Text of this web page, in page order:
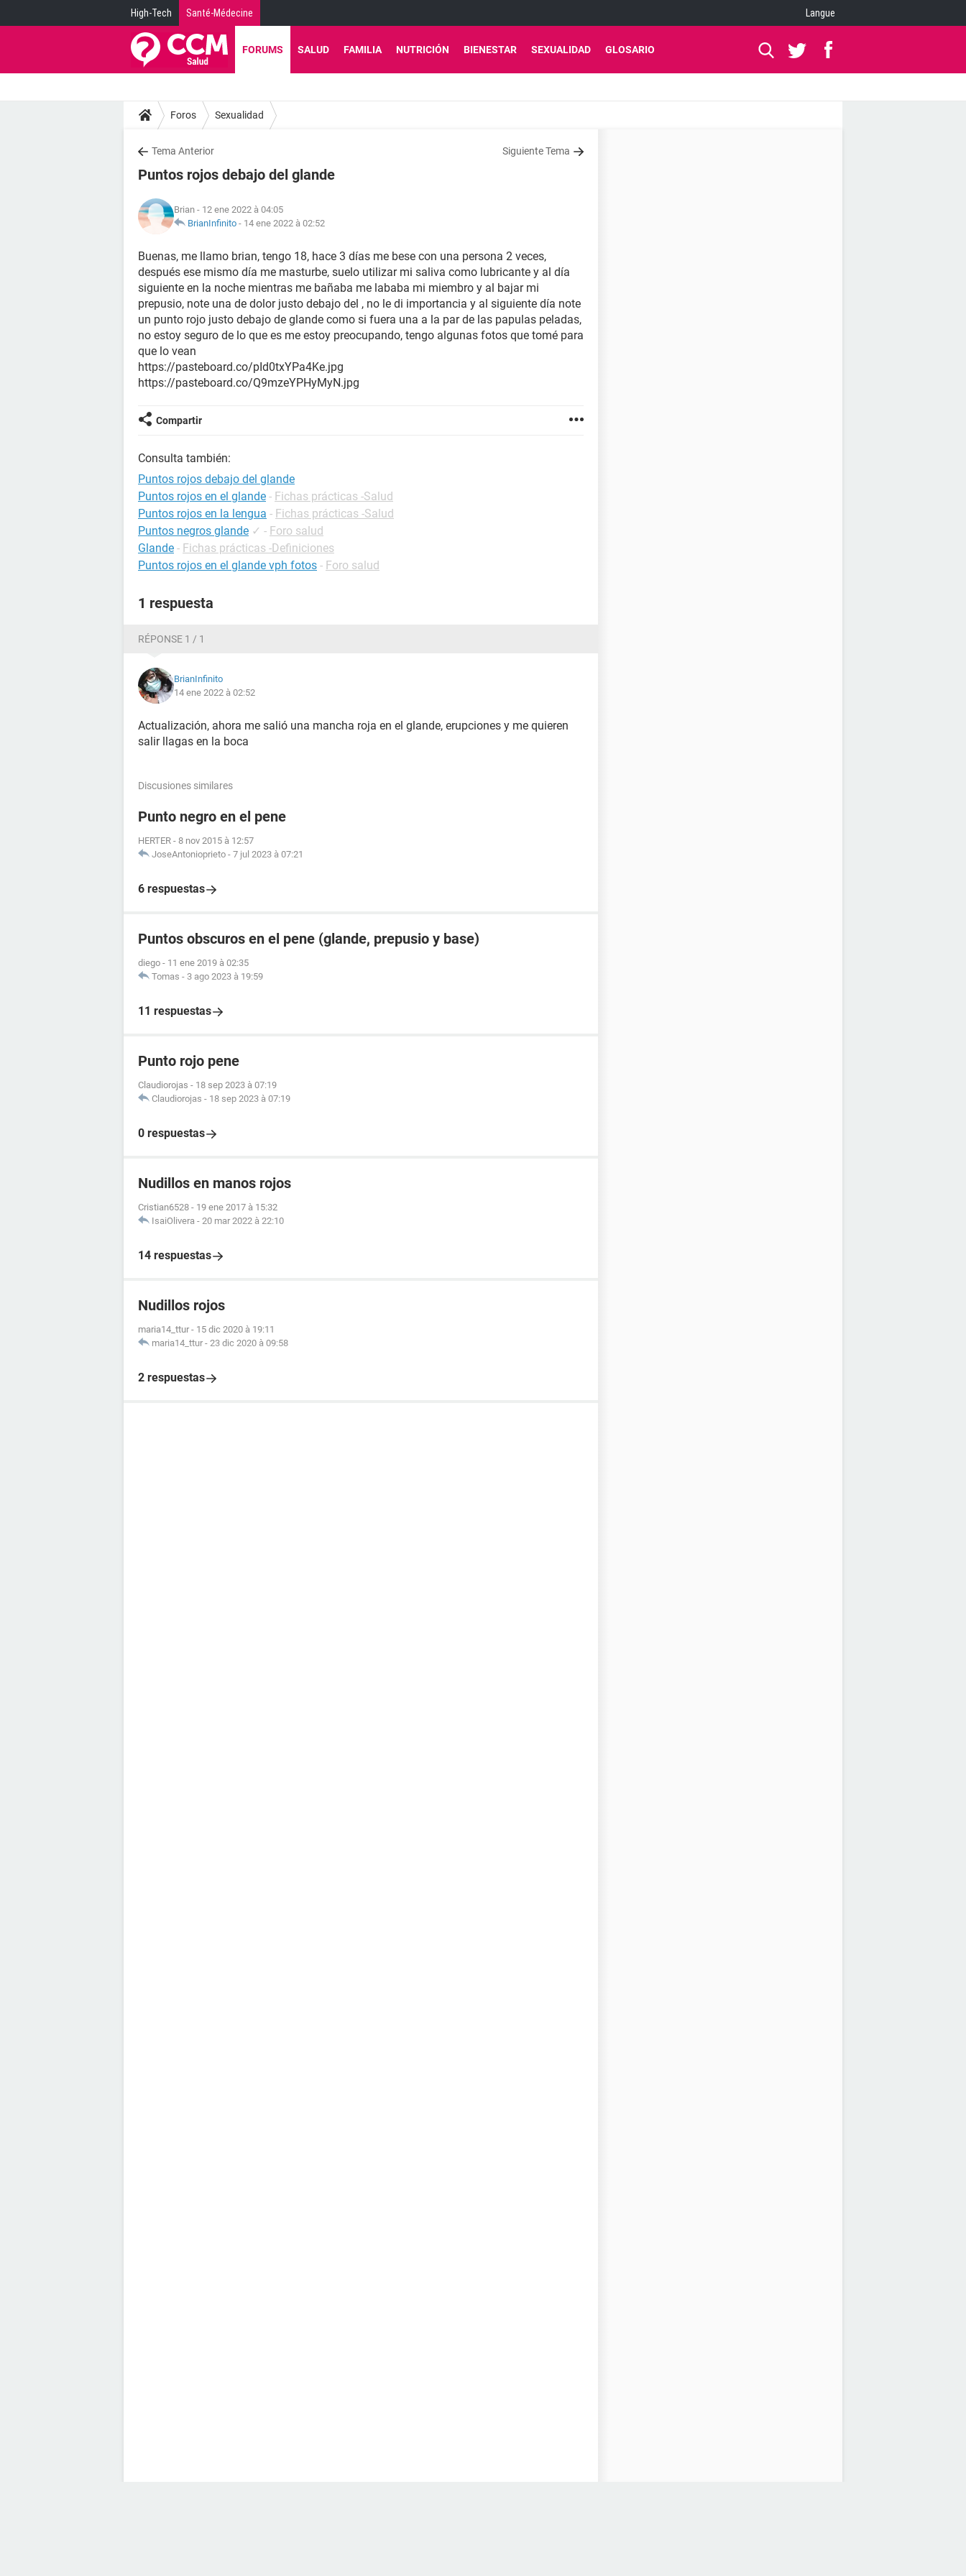
High-Tech Santé-Médecine Langue
FORUMS SALUD FAMILIA NUTRICIÓN BIENESTAR SEXUALIDAD GLOSARIO
Foros Sexualidad
Tema Anterior Siguiente Tema
Puntos rojos debajo del glande
Brian - 12 ene 2022 à 04:05
BrianInfinito - 14 ene 2022 à 02:52
Buenas, me llamo brian, tengo 18, hace 3 días me bese con una persona 2 veces,
después ese mismo día me masturbe, suelo utilizar mi saliva como lubricante y al día
siguiente en la noche mientras me bañaba me lababa mi miembro y al bajar mi
prepusio, note una de dolor justo debajo del , no le di importancia y al siguiente día note
un punto rojo justo debajo de glande como si fuera una a la par de las papulas peladas,
no estoy seguro de lo que es me estoy preocupando, tengo algunas fotos que tomé para
que lo vean
https://pasteboard.co/pId0txYPa4Ke.jpg
https://pasteboard.co/Q9mzeYPHyMyN.jpg
Compartir
Consulta también:
Puntos rojos debajo del glande
Puntos rojos en el glande - Fichas prácticas -Salud
Puntos rojos en la lengua - Fichas prácticas -Salud
Puntos negros glande ✓ - Foro salud
Glande - Fichas prácticas -Definiciones
Puntos rojos en el glande vph fotos - Foro salud
1 respuesta
RÉPONSE 1 / 1
BrianInfinito
14 ene 2022 à 02:52
Actualización, ahora me salió una mancha roja en el glande, erupciones y me quieren
salir llagas en la boca
Discusiones similares
Punto negro en el pene
HERTER - 8 nov 2015 à 12:57
JoseAntonioprieto - 7 jul 2023 à 07:21
6 respuestas
Puntos obscuros en el pene (glande, prepusio y base)
diego - 11 ene 2019 à 02:35
Tomas - 3 ago 2023 à 19:59
11 respuestas
Punto rojo pene
Claudiorojas - 18 sep 2023 à 07:19
Claudiorojas - 18 sep 2023 à 07:19
0 respuestas
Nudillos en manos rojos
Cristian6528 - 19 ene 2017 à 15:32
IsaiOlivera - 20 mar 2022 à 22:10
14 respuestas
Nudillos rojos
maria14_ttur - 15 dic 2020 à 19:11
maria14_ttur - 23 dic 2020 à 09:58
2 respuestas